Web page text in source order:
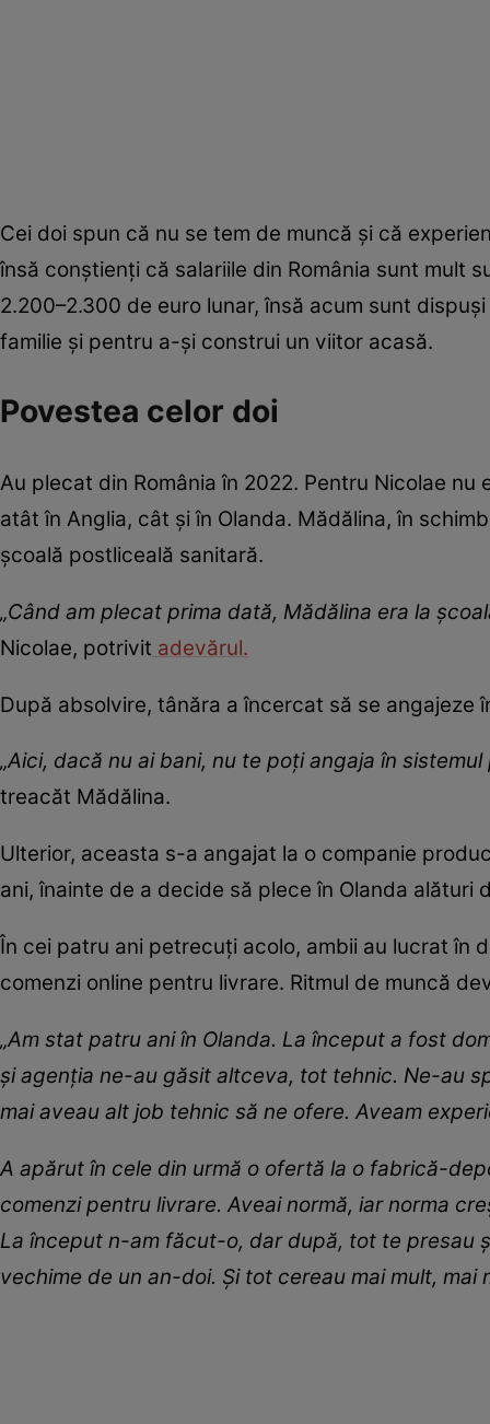
Cei doi spun că nu se tem de muncă și că
însă conștienți că salariile din România sunt mult
2.200–2.300 de euro lunar, însă acum sunt
familie și pentru a-și construi un viitor acasă.
Povestea celor doi
Au plecat din România în 2022. Pentru Nicolae
atât în Anglia, cât și în Olanda. Mădălina, în
școală postliceală sanitară.
„Când am plecat prima dată, Mădălina era la
Nicolae, potrivit adevărul.
După absolvire, tânăra a încercat să se angajeze
„Aici, dacă nu ai bani, nu te poți angaja în
treacăt Mădălina.
Ulterior, aceasta s-a angajat la o companie
ani, înainte de a decide să plece în Olanda alături
În cei patru ani petrecuți acolo, ambii au lucrat în
comenzi online pentru livrare. Ritmul de muncă
„Am stat patru ani în Olanda. La început a fost
și agenția ne-au găsit altceva, tot tehnic. Ne-au
mai aveau alt job tehnic să ne ofere. Aveam
A apărut în cele din urmă o ofertă la o fabrică-
comenzi pentru livrare. Aveai normă, iar norma
La început n-am făcut-o, dar după, tot te presau
vechime de un an-doi. Și tot cereau mai mult, mai